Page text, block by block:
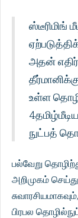
ஸ்டீரிமிங்
அதன்
உள்ள
நுட்பத்
பல்வேறு
அறிமுகம்
பிரபல